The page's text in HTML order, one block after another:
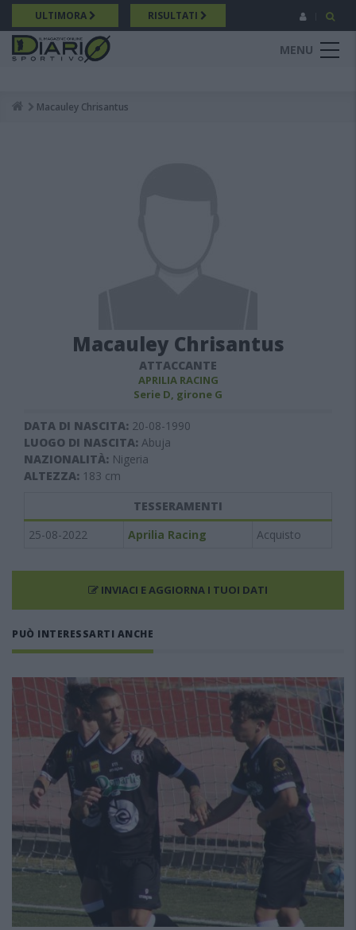
Salta
al
contenuto
principale
ULTIMORA RISULTATI
MENU
Breadcrumb
Macauley Chrisantus
Macauley Chrisantus
ATTACCANTE
APRILIA RACING
Serie D, girone G
DATA DI NASCITA: 20-08-1990
LUOGO DI NASCITA: Abuja
NAZIONALITÀ: Nigeria
ALTEZZA: 183 cm
TESSERAMENTI
25-08-2022
Aprilia Racing Acquisto
INVIACI E AGGIORNA I TUOI DATI
PUÒ INTERESSARTI ANCHE